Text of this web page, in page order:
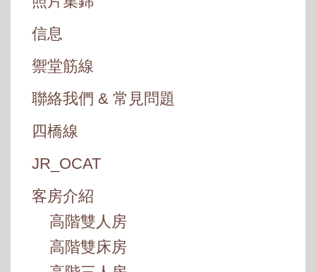
信息
禦堂筋線
聯絡我們 & 常見問題
四橋線
JR_OCAT
客房介紹
高階雙人房
高階雙床房